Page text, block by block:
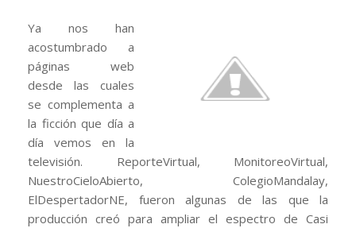
Ya nos han
acostumbrado a
páginas web
desde las cuales
se complementa a
la ficción que día a
día vemos en la
televisión. ReporteVirtual, MonitoreoVirtual,
NuestroCieloAbierto, ColegioMandalay,
ElDespertadorNE, fueron algunas de las que la
producción creó para ampliar el espectro de Casi